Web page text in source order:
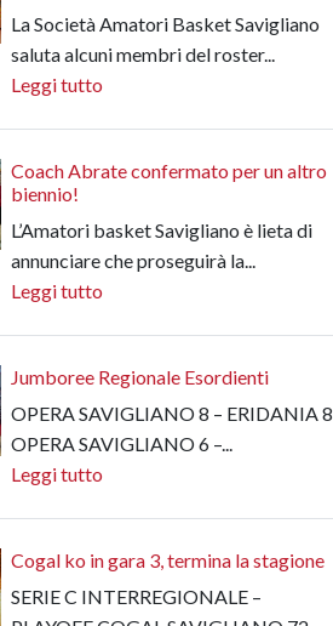
La Società Amatori Basket Savigliano
saluta alcuni membri del roster...
Leggi tutto
Coach Abrate confermato per un altro
biennio!
L’Amatori basket Savigliano è lieta di
annunciare che proseguirà la...
Leggi tutto
Jumboree Regionale Esordienti
OPERA SAVIGLIANO 8 – ERIDANIA 8
OPERA SAVIGLIANO 6 –...
Leggi tutto
Cogal ko in gara 3, termina la stagione
SERIE C INTERREGIONALE –